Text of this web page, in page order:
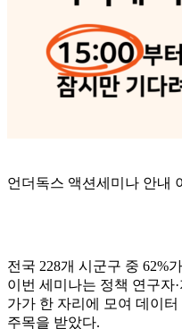
언더독스 액션세미나 안내
전국 228개 시군구 중 62%
이번 세미나는 정책 연구자
가가 한 자리에 모여 데이
주목을 받았다.